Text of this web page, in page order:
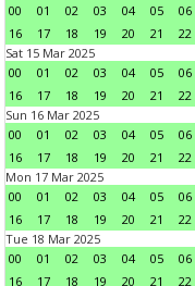
00
01 02 03 04 05 06
16
17 18 19 20 21 22
Sat 15 Mar 2025
00
01 02 03 04 05 06
16
17 18 19 20 21 22
Sun 16 Mar 2025
00
01 02 03 04 05 06
16
17 18 19 20 21 22
Mon 17 Mar 2025
00
01 02 03 04 05 06
16
17 18 19 20 21 22
Tue 18 Mar 2025
00
01 02 03 04 05 06
16
17 18 19 20 21 22